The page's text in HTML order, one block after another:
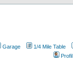
Garage 1/4 Mile Table
Profil